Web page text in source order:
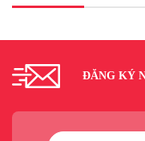
ĐĂNG KÝ